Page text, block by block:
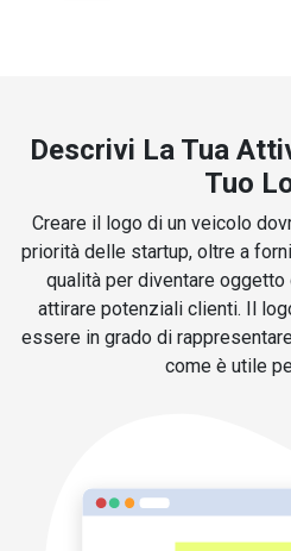
Descrivi La Tua
Tuo
Creare il logo di un veicolo
priorità delle startup, oltre a
qualità per diventare
attirare potenziali clienti. Il
essere in grado di
come è utile